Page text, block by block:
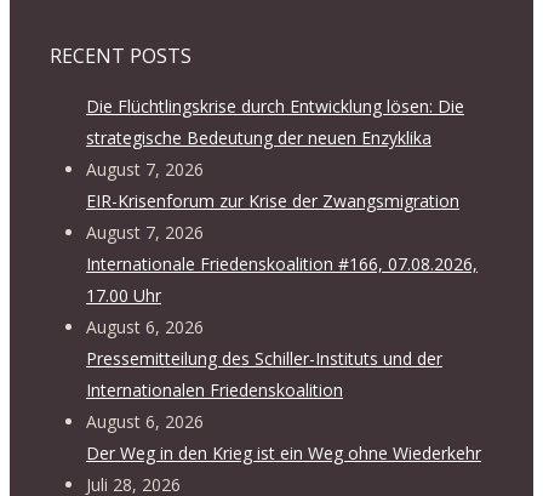
RECENT POSTS
Die Flüchtlingskrise durch Entwicklung lösen: Die
strategische Bedeutung der neuen Enzyklika
August 7, 2026
EIR-Krisenforum zur Krise der Zwangsmigration
August 7, 2026
Internationale Friedenskoalition #166, 07.08.2026,
17.00 Uhr
August 6, 2026
Pressemitteilung des Schiller-Instituts und der
Internationalen Friedenskoalition
August 6, 2026
Der Weg in den Krieg ist ein Weg ohne Wiederkehr
Juli 28, 2026